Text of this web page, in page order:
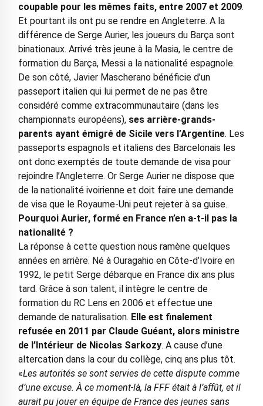
coupable pour les mêmes faits, entre 2007 et 2009.
Et pourtant ils ont pu se rendre en Angleterre. A la
différence de Serge Aurier, les joueurs du Barça sont
binationaux. Arrivé très jeune à la Masia, le centre de
formation du Barça, Messi a la nationalité espagnole.
De son côté, Javier Mascherano bénéficie d’un
passeport italien qui lui permet de ne pas être
considéré comme extracommunautaire (dans les
championnats européens), ses arrière-grands-
parents ayant émigré de Sicile vers l’Argentine. Les
passeports espagnols et italiens des Barcelonais les
ont donc exemptés de toute demande de visa pour
rejoindre l’Angleterre. Or Serge Aurier ne dispose que
de la nationalité ivoirienne et doit faire une demande
de visa que le Royaume-Uni peut rejeter à sa guise.
Pourquoi Aurier, formé en France n’en a-t-il pas la
nationalité ?
La réponse à cette question nous ramène quelques
années en arrière. Né à Ouragahio en Côte-d’Ivoire en
1992, le petit Serge débarque en France dix ans plus
tard. Grâce à son talent, il intègre le centre de
formation du RC Lens en 2006 et effectue une
demande de naturalisation. Elle est finalement
refusée en 2011 par Claude Guéant, alors ministre
de l’Intérieur de Nicolas Sarkozy. A cause d’une
altercation dans la cour du collège, cinq ans plus tôt.
«Les autorités se sont servies de cette dispute comme
d’une excuse. À ce moment-là, la FFF était à l’affût, et il
aurait pu jouer en équipe de France des jeunes sans